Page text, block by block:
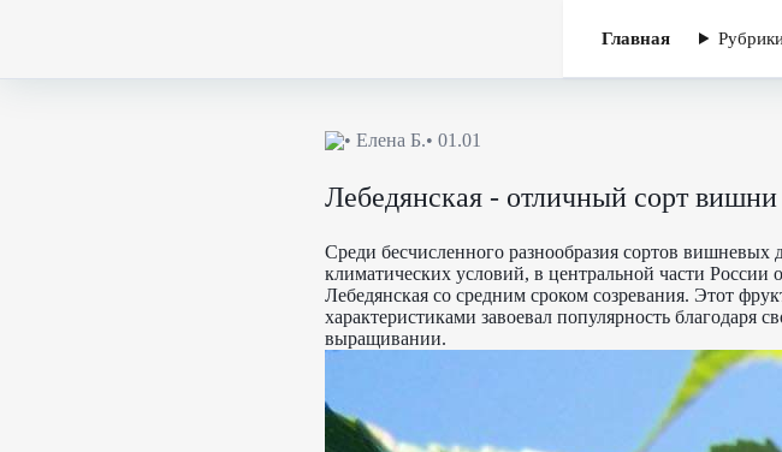
Главная
• Елена Б.• 01.01
Лебедянская - отличный сорт
Среди бесчисленного разнообразия сортов вишневых
климатических условий, в центральной части России
Лебедянская со средним сроком созревания. Этот
характеристиками завоевал популярность благодаря
выращивании.